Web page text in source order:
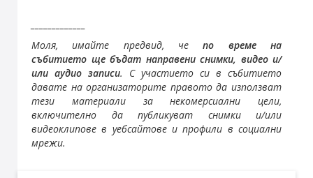
Моля, имайте предвид, чепо време на
събитието ще бъдат направени снимки, видео и/
или аудио записи. С участието си в събитието
давате на организаторите правото да използват
тези материали за некомерсиални цели,
включително да публикуват снимки и/или
видеоклипове в уебсайтове и профили в социални
мрежи.